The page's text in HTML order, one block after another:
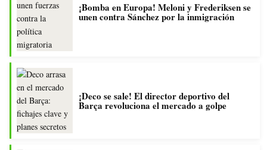
¡Bomba en Europa! Meloni y Frederiksen se
unen contra Sánchez por la inmigración
¡Deco se sale! El director deportivo del
Barça revoluciona el mercado a golpe